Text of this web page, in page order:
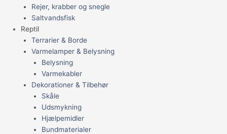
Rejer, krabber og snegle
Saltvandsfisk
Reptil
Terrarier & Borde
Varmelamper & Belysning
Belysning
Varmekabler
Dekorationer & Tilbehør
Skåle
Udsmykning
Hjælpemidler
Bundmaterialer